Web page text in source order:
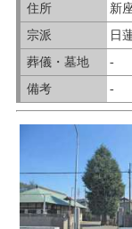
住所
新
宗派
日
葬儀・墓地
-
備考
-